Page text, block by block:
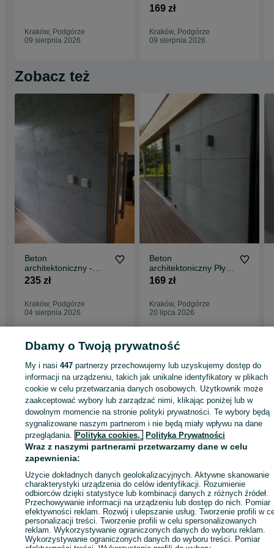
Kraków, Podgórze
09 sierpnia 2026
architektoniczny. Płyty
169 zł
Kraków, Podgórze
09 sierpnia 2026
Zobacz też
Beton
architektoniczny -
płyty z betonu
235 zł
Kraków, Podgórze
04 sierpnia 2026
Beton
architektoniczny Płyty
betonowe na
169 zł
Kraków, Podgórze
20 lipca 2026
Strona główna Budowa i Remont Ściany i elewacje
Chemia budowlana
Kleje
Kleje - Małopolskie Kleje - Kraków Kleje - Podgórze
KATEGORIA
ID:542763757 Wyświetlenia:
Zadzwoń / SMS Wyślij wiadomość
Dbamy o Twoją prywatność
My i nasi447 partnerzy przechowujemy lub uzyskujemy dostęp do
informacji na urządzeniu, takich jak unikalne identyfikatory w plikach
cookie w celu przetwarzania danych osobowych. Użytkownik może
zaakceptować wybory lub zarządzać nimi, klikając poniżej lub w
dowolnym momencie na stronie polityki prywatności. Te wybory będą
sygnalizowane naszym partnerom i nie będą miały wpływu na dane
przeglądania. Polityka cookies, Polityka Prywatności
Wraz z naszymi partnerami przetwarzamy dane w celu
zapewnienia:
Użycie dokładnych danych geolokalizacyjnych. Aktywne skanowanie
charakterystyki urządzenia do celów identyfikacji. Rozumienie
odbiorców dzięki statystyce lub kombinacji danych z różnych źródeł.
Przechowywanie informacji na urządzeniu lub dostęp do nich. Pomiar
efektywności reklam. Rozwój i ulepszanie usług. Tworzenie profili w
personalizacji treści. Tworzenie profili w celu spersonalizowanych
reklam. Wykorzystywanie ograniczonych danych do wyboru reklam.
Wykorzystywanie ograniczonych danych do wyboru treści. Pomiar